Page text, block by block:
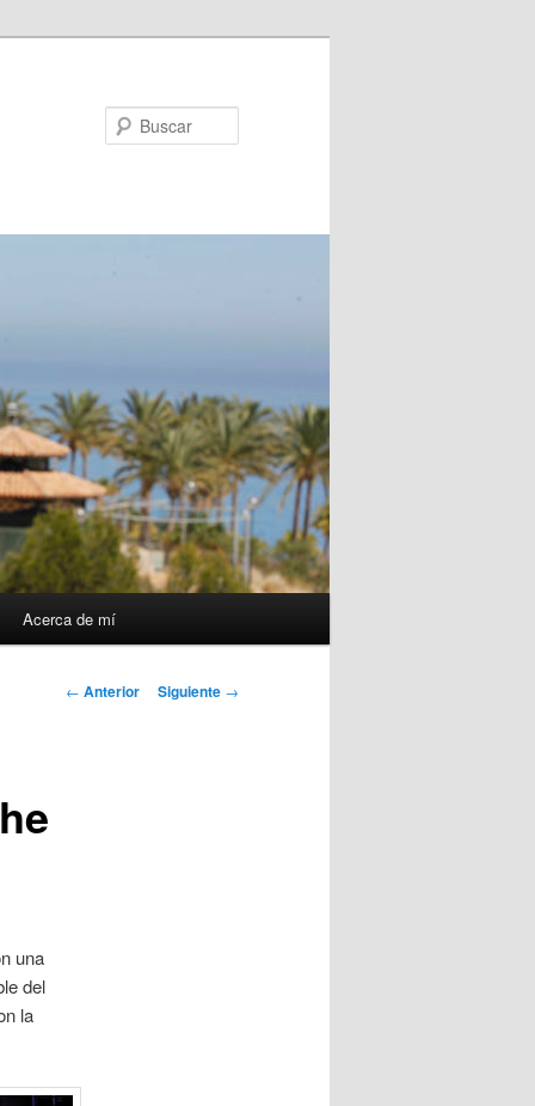
Acerca de mí
Navegación
← Anterior Siguiente →
una
del
la